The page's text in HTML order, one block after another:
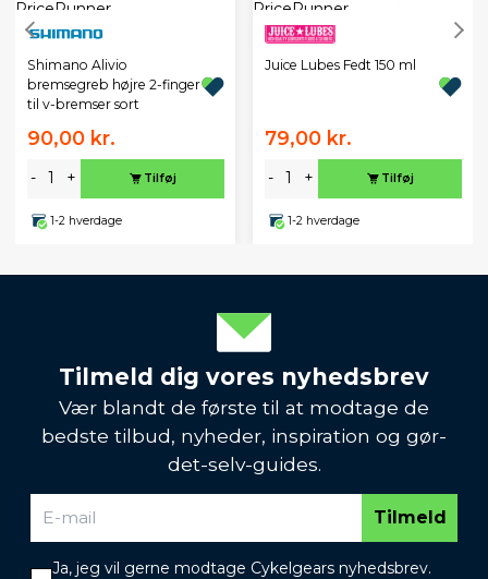
Shimano Alivio
bremsegreb højre 2-finger
til v-bremser sort
90,00 kr.
- + Tilføj
1-2 hverdage
Juice Lubes Fedt 150 ml
79,00 kr.
- + Tilføj
1-2 hverdage
Tilmeld dig vores nyhedsbrev
Vær blandt de første til at modtage de
bedste tilbud, nyheder, inspiration og gør-
det-selv-guides.
Tilmeld
Ja, jeg vil gerne modtage Cykelgears nyhedsbrev.